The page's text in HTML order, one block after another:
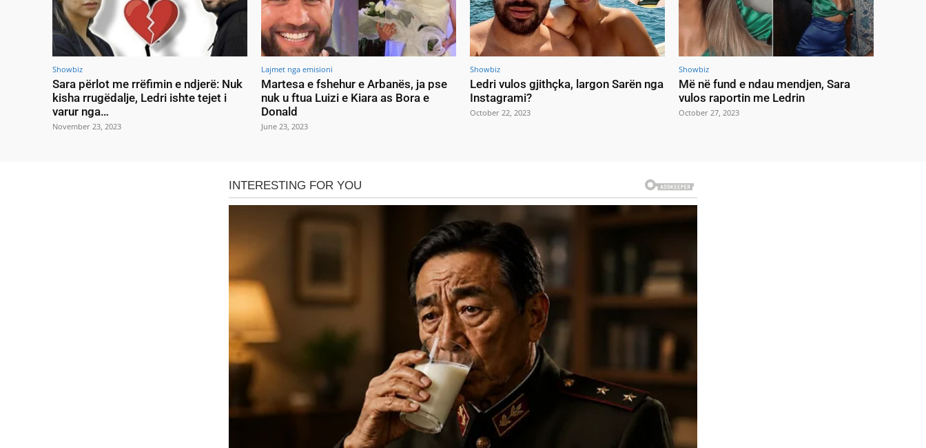
Showbiz
Sara përlot me rrëfimin e ndjerë: Nuk
kisha rrugëdalje, Ledri ishte tejet i
varur nga…
November 23, 2023
Lajmet nga emisioni
Martesa e fshehur e Arbanës, ja pse
nuk u ftua Luizi e Kiara as Bora e
Donald
June 23, 2023
Showbiz
Ledri vulos gjithçka, largon Sarën nga
Instagrami?
October 22, 2023
Showbiz
Më në fund e ndau mendjen, Sara
vulos raportin me Ledrin
October 27, 2023